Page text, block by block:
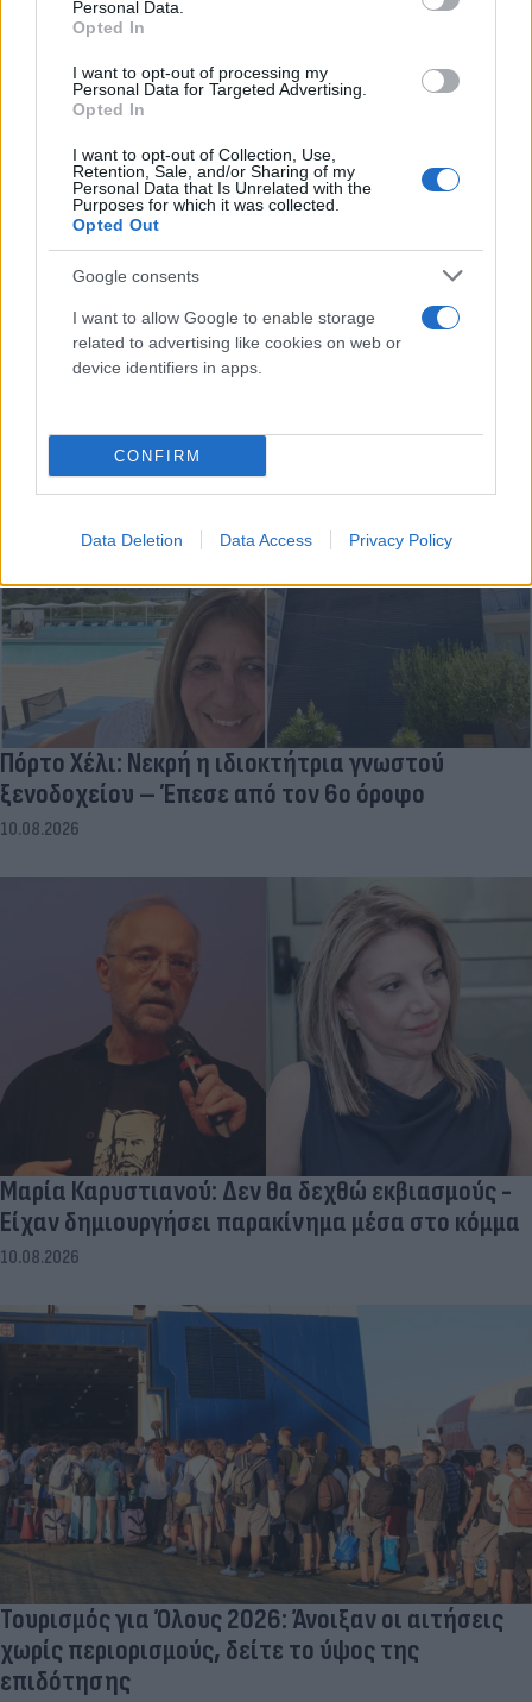
Personal Data.
Opted In
I want to opt-out of processing my
Personal Data for Targeted Advertising.
Opted In
I want to opt-out of Collection, Use,
Retention, Sale, and/or Sharing of my
Personal Data that Is Unrelated with the
Purposes for which it was collected.
Opted Out
Google consents
I want to allow Google to enable storage
related to advertising like cookies on web or
device identifiers in apps.
CONFIRM
Data Deletion Data Access Privacy Policy
Είναι η ΕΛΑΣ η νέα αξιωματική αντιπολίτευση; Το
στοίχημα του Τσίπρα μέχρι τις εκλογές
Πόρτο Χέλι: Νεκρή η ιδιοκτήτρια γνωστού
ξενοδοχείου – Έπεσε από τον 6ο όροφο
10.08.2026
Μαρία Καρυστιανού: Δεν θα δεχθώ εκβιασμούς -
Είχαν δημιουργήσει παρακίνημα μέσα στο κόμμα
10.08.2026
Τουρισμός για Όλους 2026: Άνοιξαν οι αιτήσεις
χωρίς περιορισμούς, δείτε το ύψος της
επιδότησης